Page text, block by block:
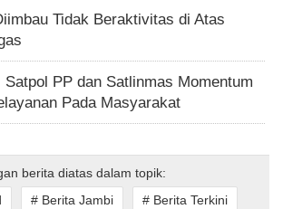
Tidak Beraktivitas di Atas
Satpol PP dan Satlinmas Momentum
Pada Masyarakat
berita diatas dalam topik:
# Berita Jambi # Berita Terkini